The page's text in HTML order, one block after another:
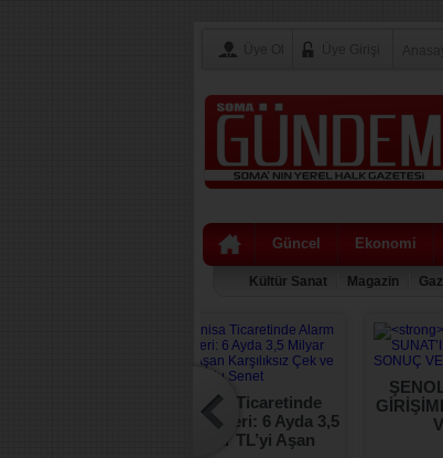
Güncel Ekonomi
Kültür Sanat Magazin
Manisa Ticaretinde
Alarm Zilleri: 6 Ayda 3,5
Milyar TL’yi Aşan